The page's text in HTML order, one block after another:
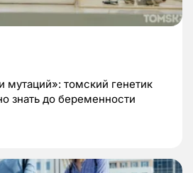
мутаций»: томский генетик
знать до беременности